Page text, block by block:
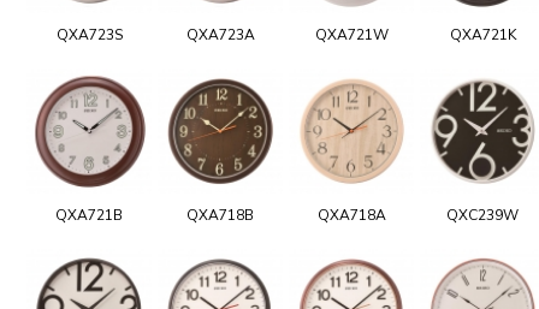
QXA723S QXA723A QXA721W QXA721K
QXA721B QXA718B QXA718A QXC239W